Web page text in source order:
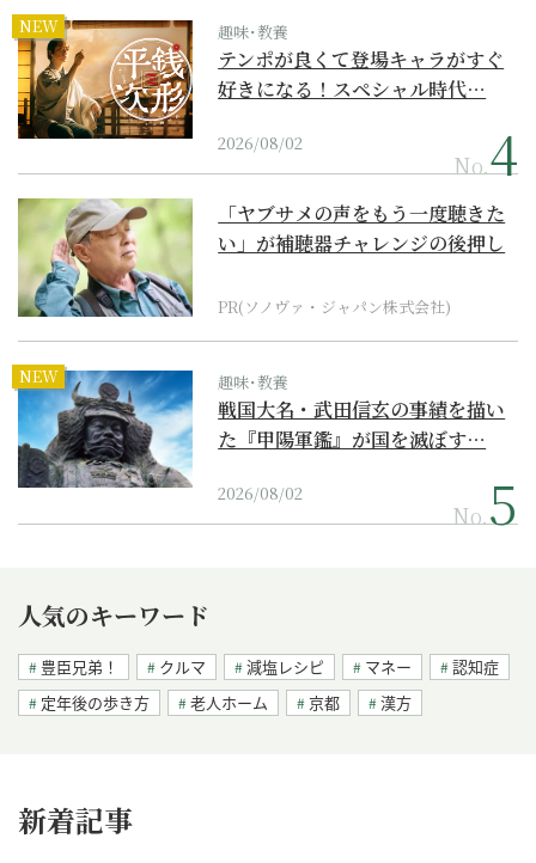
NEW 趣味･教養
テンポが良くて登場キャラがすぐ
好きになる！スペシャル時代…
2026/08/02
No.
「ヤブサメの声をもう一度聴きた
い」が補聴器チャレンジの後押し
PR(ソノヴァ・ジャパン株式会社)
NEW 趣味･教養
戦国大名・武田信玄の事績を描い
た『甲陽軍鑑』が国を滅ぼす…
2026/08/02
No.
人気のキーワード
豊臣兄弟！ クルマ 減塩レシピ マネー
認知症
定年後の歩き方
老人ホーム 京都 漢方
新着記事